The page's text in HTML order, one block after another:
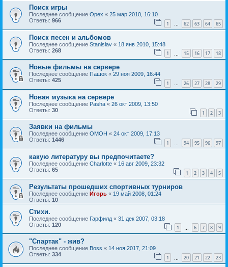
Поиск игры
Последнее сообщение Орех « 25 мар 2010, 16:10
Ответы: 966 1 … 62 63 64 65
Поиск песен и альбомов
Последнее сообщение Stanislav « 18 янв 2010, 15:48
Ответы: 268 1 15 16 17 18
Новые фильмы на сервере
Последнее сообщение Пашок « 29 ноя 2009, 16:44
Ответы: 425 1 … 26 27 28 29
Новая музыка на сервере
Последнее сообщение Pasha « 26 окт 2009, 13:50
Ответы: 30 1 2 3
Заявки на фильмы
Последнее сообщение OMOH « 24 окт 2009, 17:13
Ответы: 1446 1 94 95 96 97
какую литературу вы предпочитаете?
Последнее сообщение Charlotte « 16 авг 2009, 23:32
Ответы: 65 1 2 3 4 5
Результаты прошедших спортивных турниров
Последнее сообщение Игорь « 19 май 2008, 01:24
Ответы: 10
Стихи.
Последнее сообщение Гарфилд « 31 дек 2007, 03:18
Ответы: 120 1 6 7 8 9
"Спартак" - жив?
Последнее сообщение Boss « 14 ноя 2017, 21:09
Ответы: 334 1 20 21 22 23